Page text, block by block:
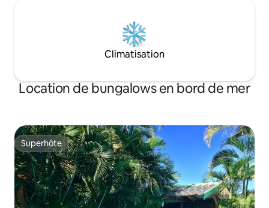
Climatisation
Location de bungalows en bord de mer
Superhôte
Superhôte